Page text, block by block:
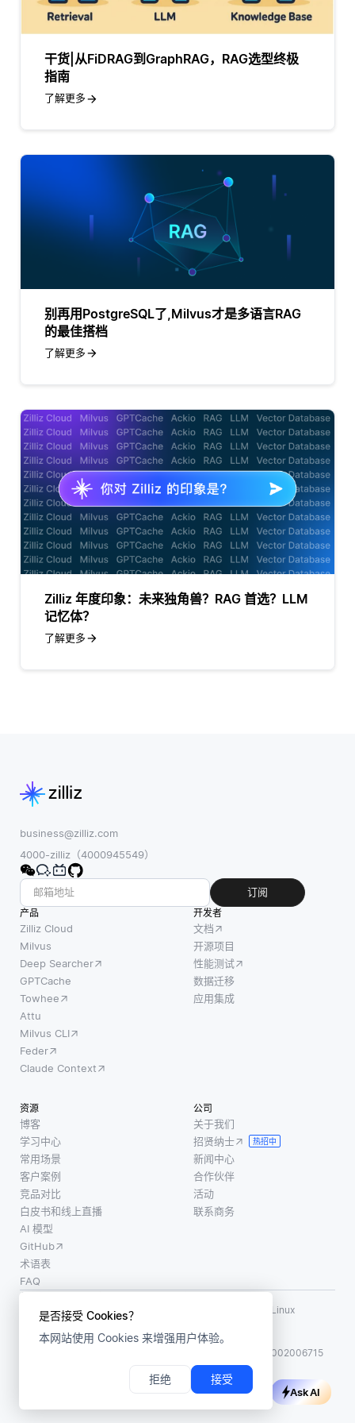
是否接受 Cookies？
本网站使用 Cookies 来增强用户体验。
拒绝 接受
干货|从FiDRAG到GraphRAG，RAG选型终极
指南
了解更多
别再用PostgreSQL了,Milvus才是多语言RAG
的最佳搭档
了解更多
Zilliz 年度印象：未来独角兽？RAG 首选？LLM
记忆体？
了解更多
business@zilliz.com
4000-zilliz（4000945549）
订阅
产品
Zilliz Cloud
Milvus
Deep Searcher
GPTCache
Towhee
Attu
Milvus CLI
Feder
Claude Context
开发者
文档
开源项目
性能测试
数据迁移
应用集成
资源
博客
学习中心
常用场景
客户案例
竞品对比
白皮书和线上直播
AI 模型
GitHub
术语表
FAQ
公司
关于我们
招贤纳士
热招中
新闻中心
合作伙伴
活动
联系商务
使用条款
LF AI、LF AI & Data、Milvus，以及相关的开源项目名称为 Linux
Foundation 所有商标
版权所有 ©2026 上海赜睿信息科技有限公司保留所有权利
沪公网安备31011002006715
Ask AI